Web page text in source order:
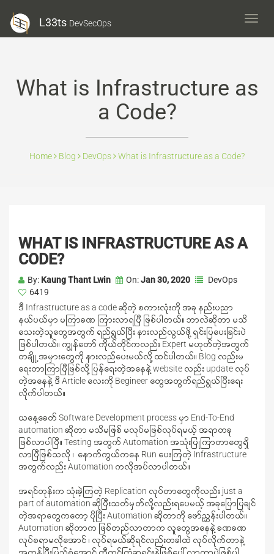
L33ts
L33ts DevSecOps
What is Infrastructure as
a Code?
Home Blog DevOps What is Infrastructure as a Code?
WHAT IS INFRASTRUCTURE AS A
CODE?
By: Kaung Thant Lwin On:Jan 30, 2020
DevOps
6419
ဒီ Infrastructure as a code ဆိုတဲ့ စကားလုံးကို အခု နည်းပညာ
နယ်ပယ်မှာ မကြာခဏ ကြားလာရပြီ ဖြစ်ပါတယ်။ ဘာလဲဆိုတာ မသိ
သေးတဲ့သူတွေအတွက် ရည်ရွယ်ပြီး နားလည်လွယ်ဖို့ ရှင်းပြပေးခြင်းပဲ
ဖြစ်ပါတယ်။ ကျွန်တော် ကိုယ်တိုင်ကလည်း Expert မဟုတ်တဲ့အတွက်
တချို့အမှားတွေကို နားလည်ပေးမယ်လို့ ထင်ပါတယ်။ Blog လည်းမ
ရေးတာကြာပြီဖြစ်လို့ ပြန်ရေးတဲ့အနေနဲ့ website လည်း update လုပ်
တဲ့အနေနဲ့ ဒီ Article လေးကို Begineer တွေအတွက်ရည်ရွယ်ပြီးရေး
လိုက်ပါတယ်။
ယနေ့ခေတ် Software Development process မှာ End-To-End
automation ဆိုတာ မသိမဖြစ် မလုပ်မဖြစ်လုပ်ရမယ့် အရာတခု
ဖြစ်လာပါပြီ။ Testing အတွက် Automation အသုံးပြုကြာတာတွေရှိ
လာပြီဖြစ်သလို ၊ နောက်ကွယ်ကနေ Run ပေးကြတဲ့ Infrastructure
အတွက်လည်း Automation ကလိုအပ်လာပါတယ်။
အရင်တုန်းက သုံးခဲ့ကြတဲ့ Replication လုပ်တာတွေကိုလည်း just a
part of automation ဆိုပြီးသတ်မှတ်လို့လည်းရပေမယ့် အခုပြောပြချင်
တဲ့အရာတွေကတော့ ပိုပြီး Automation ဆိုတာကို ဖော်ညွှန်းပါတယ်။
Automation ဆိုတာက ဖြစ်တည်လာတာက လူတွေအနေနဲ့ ခဏခဏ
လုပ်စရာမလိုအောင် ၊ လုပ်ရမယ်ဆိုရင်လည်းတခါထဲ လုပ်လိုက်တာနဲ့